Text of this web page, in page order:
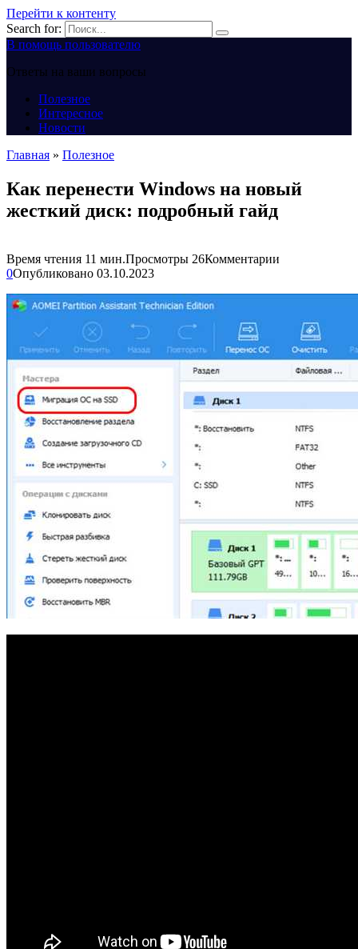
Перейти к контенту
Search for:
В помощь пользователю
Ответы на ваши вопросы
Полезное
Интересное
Новости
Главная » Полезное
Как перенести Windows на новый
жесткий диск: подробный гайд
Время чтения 11 мин.Просмотры 26Комментарии
0Опубликовано 03.10.2023